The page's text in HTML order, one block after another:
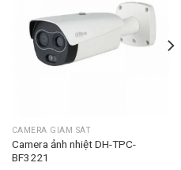
CAMERA GIÁM SÁT
Camera ảnh nhiệt DH-TPC-
BF3221